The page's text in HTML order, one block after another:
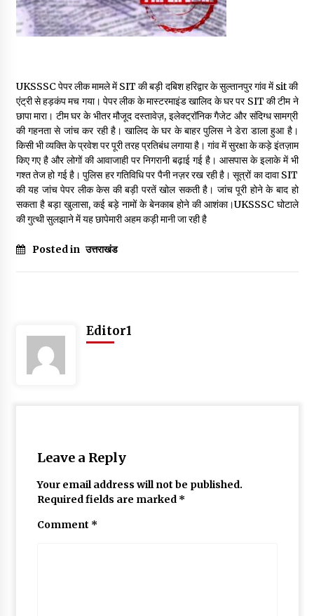
May 16, 2022
Thought Of The Day 13 May
May 13, 2022
Thought Of The Day 12 May
May 12, 2022
Thought Of The Day 11 May
May 10, 2022
UKSSSC पेपर लीक मामले में SIT की बड़ी दबिश हरिद्वार के सुल्तानपुर गांव में sit की
एंट्री से हड़कंप मच गया। पेपर लीक के मास्टरमाइंड खालिद के घर पर SIT की टीम ने
छापा मारा। टीम घर के भीतर मौजूद दस्तावेज़, इलेक्ट्रॉनिक गैजेट और संदिग्ध सामग्री
की गहनता से जांच कर रही है। खालिद के घर के बाहर पुलिस ने डेरा डाला हुआ है।
किसी भी व्यक्ति के प्रवेश पर पूरी तरह प्रतिबंध लगाया है। गांव में सुरक्षा के कड़े इंतज़ाम
किए गए है और लोगों की आवाजाही पर निगरानी बढ़ाई गई है। आसपास के इलाके में भी
गश्त तेज हो गई है। पुलिस हर गतिविधि पर पैनी नज़र रख रही है। सूत्रों का दावा SIT
की यह जांच पेपर लीक केस की बड़ी परतें खोल सकती है। जांच पूरी होने के बाद हो
सकता है बड़ा खुलासा, कई बड़े नामों के बेनकाब होने की आशंका।UKSSSC घोटाले
की गुत्थी सुलझाने में यह छापेमारी अहम कड़ी मानी जा रही है
Posted in उत्तराखंड
Editor1
Leave a Reply
Your email address will not be published.
Required fields are marked *
Comment *